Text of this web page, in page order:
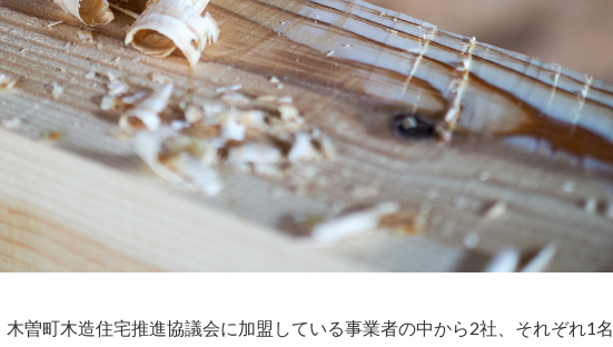
曽町木造住宅推進協議会に加盟している事業者の中から2社、それぞれ1名